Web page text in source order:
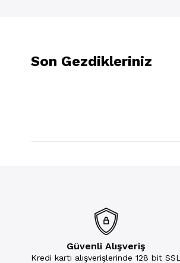
Son Gezdikleriniz
Güvenli Alışveriş
Kredi kartı alışverişlerinde 128 bit SSL